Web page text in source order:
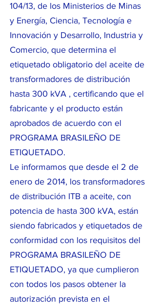
104/13, de los Ministerios de Minas
y Energía, Ciencia, Tecnología e
Innovación y Desarrollo, Industria y
Comercio, que determina el
etiquetado obligatorio del aceite de
transformadores de distribución
hasta 300 kVA , certificando que el
fabricante y el producto están
aprobados de acuerdo con el
PROGRAMA BRASILEÑO DE
ETIQUETADO.
Le informamos que desde el 2 de
enero de 2014, los transformadores
de distribución ITB a aceite, con
potencia de hasta 300 kVA, están
siendo fabricados y etiquetados de
conformidad con los requisitos del
PROGRAMA BRASILEÑO DE
ETIQUETADO, ya que cumplieron
con todos los pasos obtener la
autorización prevista en el